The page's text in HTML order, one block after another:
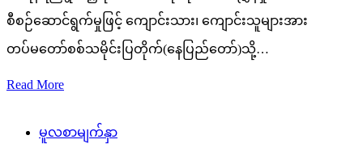
စီစဉ်ဆောင်ရွက်မှုဖြင့် ကျောင်းသား၊ ကျောင်းသူများအား
တပ်မတော်စစ်သမိုင်းပြတိုက်(နေပြည်တော်)သို့…
Read More
မူလစာမျက်နှာ